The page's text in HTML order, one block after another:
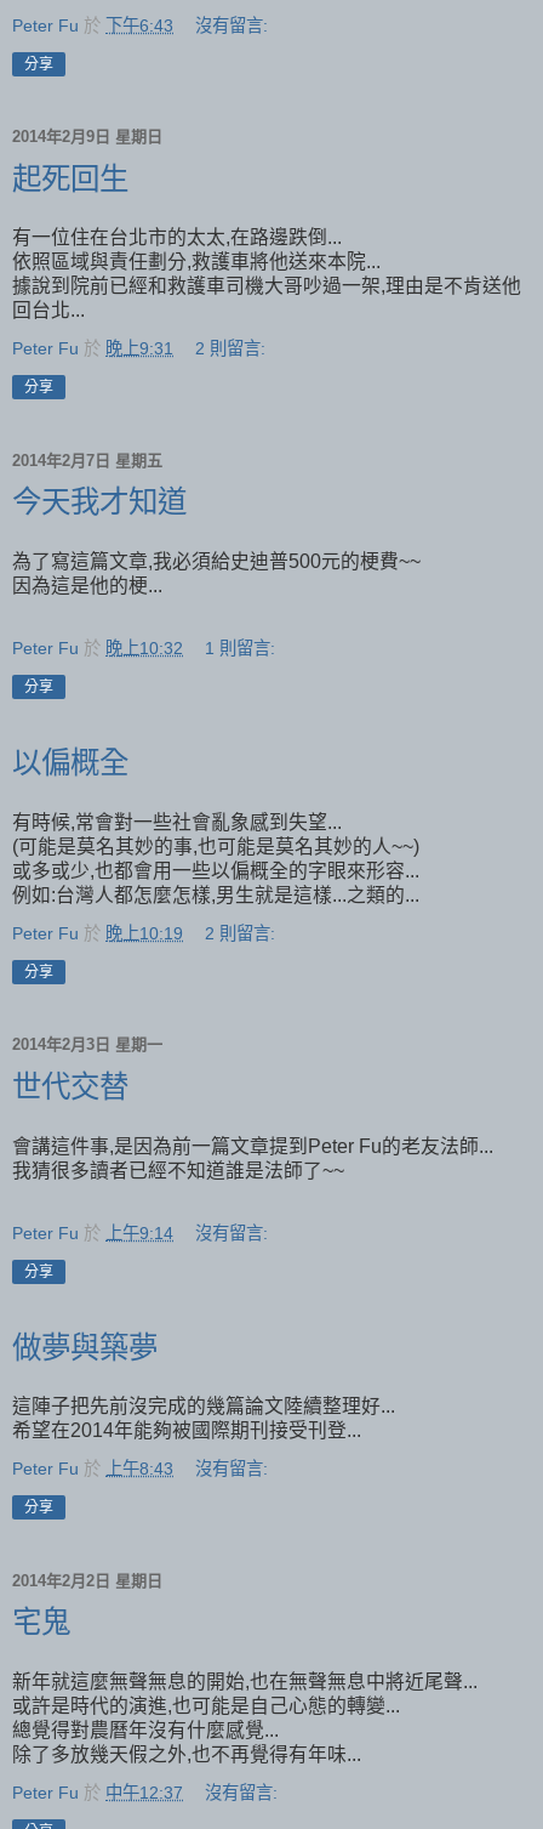
Peter Fu 於 下午6:43 沒有留言:
分享
2014年2月9日 星期日
起死回生
有一位住在台北市的太太,在路邊跌倒...
依照區域與責任劃分,救護車將他送來本院...
據說到院前已經和救護車司機大哥吵過一架,理由是不肯送他
回台北...
Peter Fu 於 晚上9:31 2 則留言:
分享
2014年2月7日 星期五
今天我才知道
為了寫這篇文章,我必須給史迪普500元的梗費~~
因為這是他的梗...
Peter Fu 於 晚上10:32 1 則留言:
分享
以偏概全
有時候,常會對一些社會亂象感到失望...
(可能是莫名其妙的事,也可能是莫名其妙的人~~)
或多或少,也都會用一些以偏概全的字眼來形容...
例如:台灣人都怎麼怎樣,男生就是這樣...之類的...
Peter Fu 於 晚上10:19 2 則留言:
分享
2014年2月3日 星期一
世代交替
會講這件事,是因為前一篇文章提到Peter Fu的老友法師...
我猜很多讀者已經不知道誰是法師了~~
Peter Fu 於 上午9:14 沒有留言:
分享
做夢與築夢
這陣子把先前沒完成的幾篇論文陸續整理好...
希望在2014年能夠被國際期刊接受刊登...
Peter Fu 於 上午8:43 沒有留言:
分享
2014年2月2日 星期日
宅鬼
新年就這麼無聲無息的開始,也在無聲無息中將近尾聲...
或許是時代的演進,也可能是自己心態的轉變...
總覺得對農曆年沒有什麼感覺...
除了多放幾天假之外,也不再覺得有年味...
Peter Fu 於 中午12:37 沒有留言: